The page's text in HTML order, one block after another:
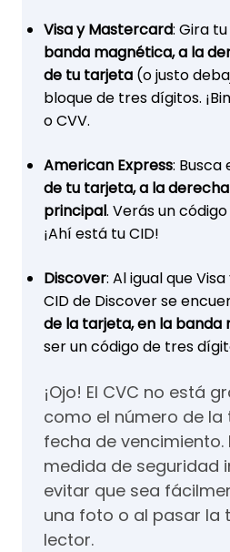
Visa y Mastercard: Gira
banda magnética, a la
de tu tarjeta (o justo
bloque de tres dígitos.
o CVV.
American Express: Busca
de tu tarjeta, a la
principal. Verás un
¡Ahí está tu CID!
Discover: Al igual que
CID de Discover se
de la tarjeta, en la banda
ser un código de tres
¡Ojo! El CVC no está
como el número de la
fecha de vencimiento.
medida de seguridad
evitar que sea
una foto o al pasar la
lector.